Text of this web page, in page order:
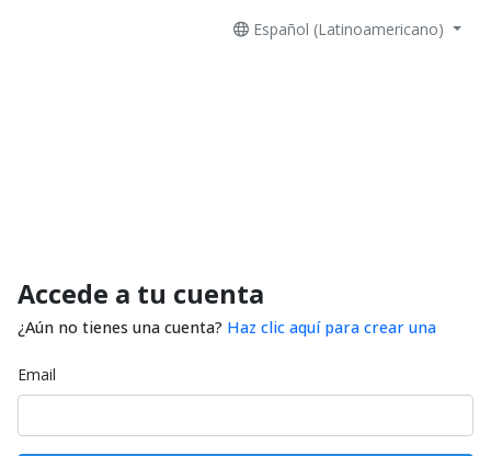
Español (Latinoamericano)
Accede a tu cuenta
¿Aún no tienes una cuenta? Haz clic aquí para crear una
Email